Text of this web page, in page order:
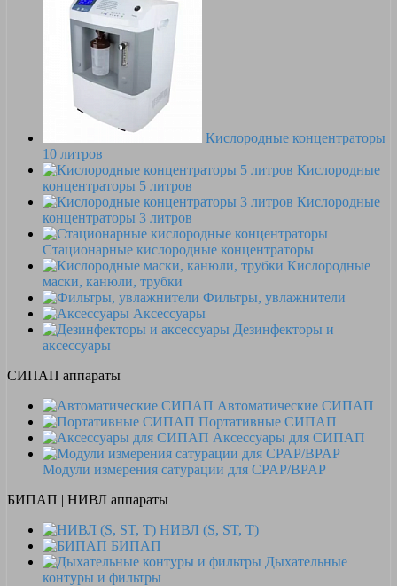
Кислородные концентраторы
10 литров
Кислородные
концентраторы 5 литров
Кислородные
концентраторы 3 литров
Стационарные кислородные концентраторы
Кислородные
маски, канюли, трубки
Фильтры, увлажнители
Аксессуары
Дезинфекторы и
аксессуары
СИПАП аппараты
Автоматические СИПАП
Портативные СИПАП
Аксессуары для СИПАП
Модули измерения сатурации для CPAP/BPAP
БИПАП | НИВЛ аппараты
НИВЛ (S, ST, T)
БИПАП
Дыхательные
контуры и фильтры